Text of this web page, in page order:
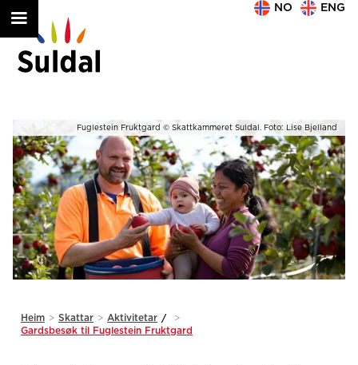
NO ENG
Fuglestein Fruktgard © Skattkammeret Suldal. Foto: Lise Bjelland
Heim > Skattar > Aktivitetar /
>
Gardsbesøk til Fuglestein Fruktgard